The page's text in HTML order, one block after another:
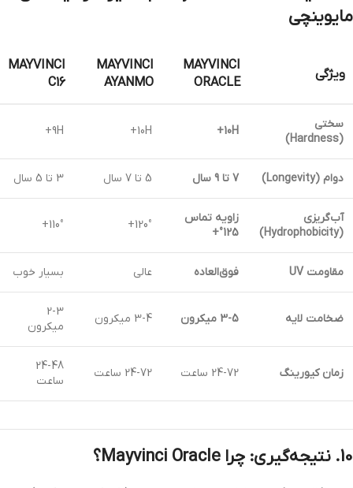
مایوینچی
ویژگی
MAYVINCI
ORACLE
MAYVINCI
AYANMO
MAYVINCI
C16
سختی
(Hardness)
10H+
10H+
9H+
دوام (Longevity) 7 تا 9 سال 5 تا 7 سال 3 تا 5 سال
آب‌گریزی
(Hydrophobicity)
زاویه تماس
125°+
120°+
110°+
مقاومت UV فوق‌العاده عالی بسیار خوب
ضخامت لایه 3-5 میکرون 3-4 میکرون
2-3
میکرون
زمان کیورینگ 24-72 ساعت 24-72 ساعت
24-48
ساعت
10. نتیجه‌گیری: چرا Mayvinci Oracle؟